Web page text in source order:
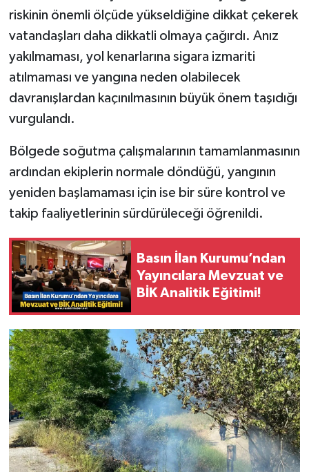
riskinin önemli ölçüde yükseldiğine dikkat çekerek
vatandaşları daha dikkatli olmaya çağırdı. Anız
yakılmaması, yol kenarlarına sigara izmariti
atılmaması ve yangına neden olabilecek
davranışlardan kaçınılmasının büyük önem taşıdığı
vurgulandı.
Bölgede soğutma çalışmalarının tamamlanmasının
ardından ekiplerin normale döndüğü, yangının
yeniden başlamaması için ise bir süre kontrol ve
takip faaliyetlerinin sürdürüleceği öğrenildi.
Basın İlan Kurumu’ndan
Yayıncılara Mevzuat ve
BİK Analitik Eğitimi!